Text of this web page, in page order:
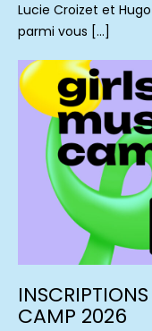
Lucie Croizet et
parmi vous […]
CAMP 2026